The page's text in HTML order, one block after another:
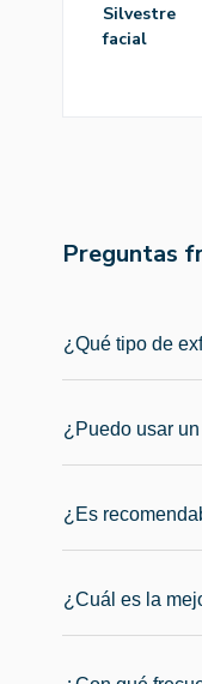
silvestre
facial
Preguntas
¿Qué tipo de
¿Puedo usar
¿Es
¿Cuál es la